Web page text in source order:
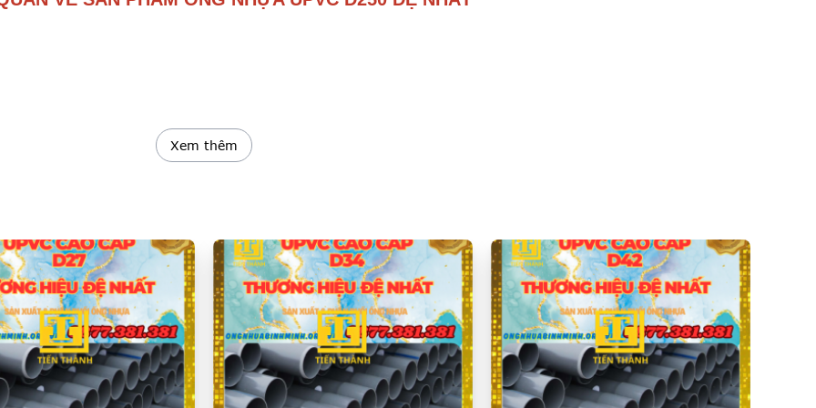
là ống PVC ĐỆ NHẤT 250 hoặc ống nhựa 250 ĐỆ NHẤT.
sản xuất bởi thương hiệu uy tín ĐỆ NHẤT và được sử dụng phổ biến trong các công trình xây dựng và hệ thống
NHẤT phi 250:
hoặc PVC (Polyvinyl Chloride), có độ bền cao và an toàn. Không mùi hôi và khả năng chống nấm mốc,
Xem thêm